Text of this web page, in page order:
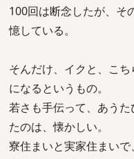
100回は断念したが、そ
憶している。
そんだけ、イクと、こ
になるというもの。
若さも手伝って、あう
たのは、懐かしい。
寮住まいと実家住まい